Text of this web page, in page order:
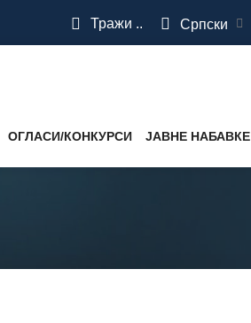
Тражи .. Српски
ОГЛАСИ/КОНКУРСИ ЈАВНЕ НАБАВКЕ